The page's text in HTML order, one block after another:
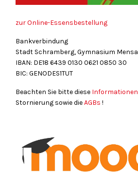
zur Online-Essensbestellung
Bankverbindung
Stadt Schramberg, Gymnasium Mensa
IBAN: DE18 6439 0130 0621 0850 30
BIC: GENODES1TUT
Beachten Sie bitte diese Informationen
Stornierung sowie dieAGBs !